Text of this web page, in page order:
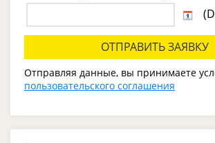
Отправляя данные, вы принимаете
пользовательского соглашения